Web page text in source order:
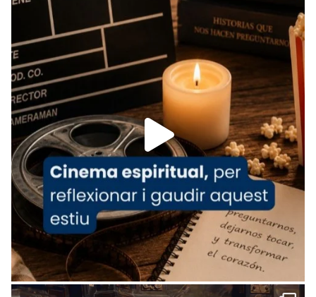
Vatican
tican News 👇
www.vaticannews.va/es/iglesia/news/2026-
07/carmina-historia-depresion-papa-viaje-
espana-testimoni...
Foto
View on Facebook · Share
Arquebisbat de Barcelona
2 weeks ago
«Avui les santes Juliana i Semproniana ens
ajuden a alçar la mirada»
Mons. Sergi Gordo, bisbe de Tortosa, ha
presidit aquest 27 de juliol la missa de Les
Santes de Mataró.